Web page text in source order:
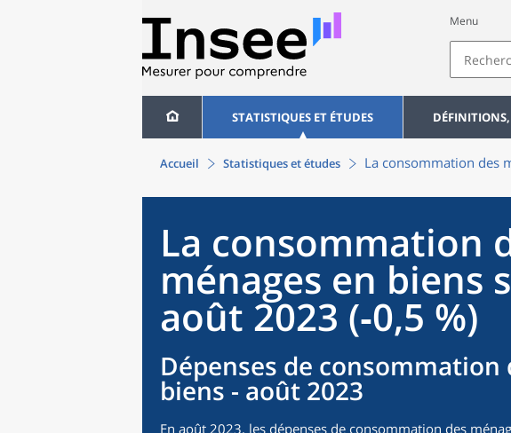
Menu
STATISTIQUES ET ÉTUDES
Accueil Statistiques et études La consommation des
La consommation
ménages en biens
août 2023 (‑0,5 %)
Dépenses de consommation
biens - août 2023
En août 2023, les dépenses de consommation des